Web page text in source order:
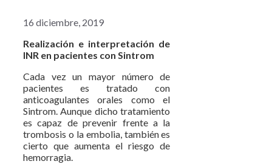
16 diciembre, 2019
Realización e interpretación de
INR en pacientes con Sintrom
Cada vez un mayor número de
pacientes es tratado con
anticoagulantes orales como el
Sintrom. Aunque dicho tratamiento
es capaz de prevenir frente a la
trombosis o la embolia, también es
cierto que aumenta el riesgo de
hemorragia.